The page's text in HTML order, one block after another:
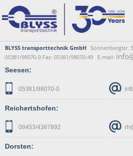
BLYSS transporttechnik GmbH Sonnenbergstr.
05381/98070-0 Fax: 05381/98070-49 E-mail:
Seesen:
05381/98070-0
Reichertshofen:
08453/4367892
Dorsten: